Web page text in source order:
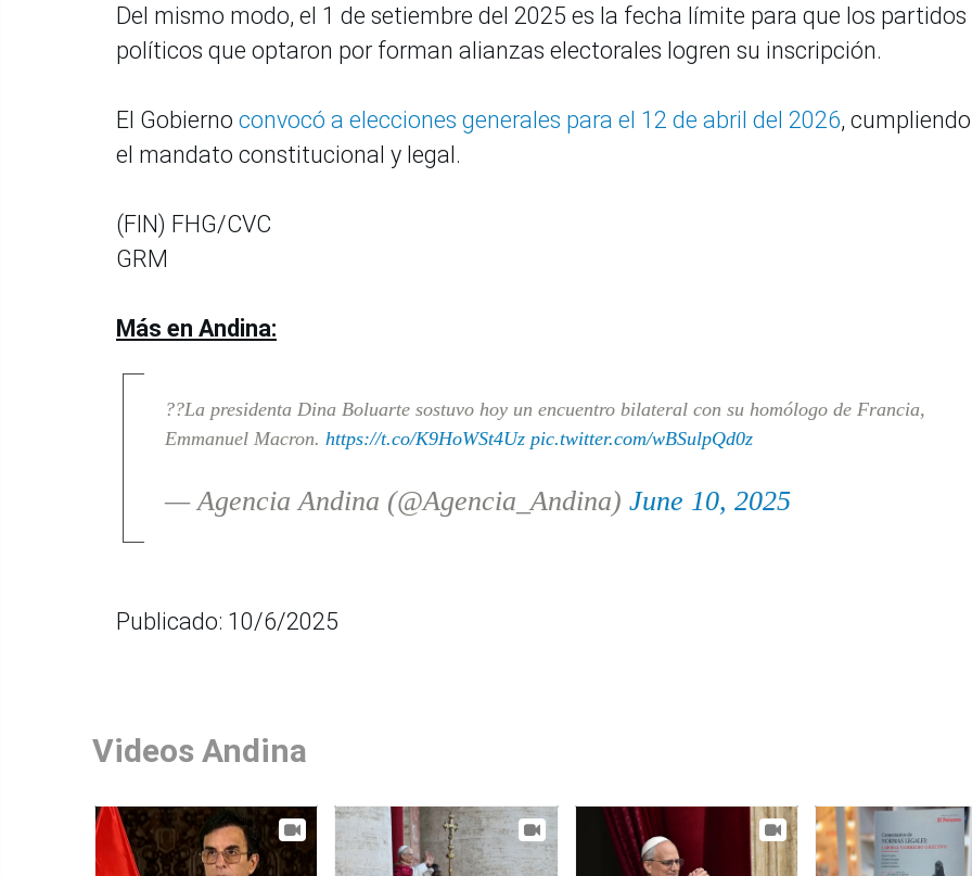
Del mismo modo, el 1 de setiembre del 2025 es la fecha límite para que los partidos
políticos que optaron por forman alianzas electorales logren su inscripción.
El Gobierno convocó a elecciones generales para el 12 de abril del 2026,
el mandato constitucional y legal.
(FIN) FHG/CVC
GRM
Más en Andina:
??La presidenta Dina Boluarte sostuvo hoy un encuentro bilateral con su homólogo de Francia,
Emmanuel Macron. https://t.co/K9HoWSt4Uz pic.twitter.com/wBSulpQd0z
— Agencia Andina (@Agencia_Andina) June 10, 2025
Publicado: 10/6/2025
Videos Andina